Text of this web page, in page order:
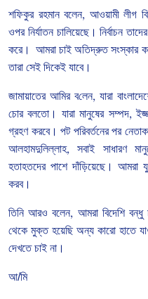
শফিকুর রহমান বলেন, আওয়ামী লীগ
ওপর নির্যাতন চালিয়েছে। নির্বাচন তাদের
করে।
আমরা চাই অতিদ্রুত সংস্কার
তারা সেই দিকেই যাবে।
জামায়াতের আমির বলেন, যারা
চোর বলতো। যারা মানুষের সম্পদ,
গ্রহণ করবে। পট পরিবর্তনের পর
আলহামদুলিল্লাহ,সবাই সাধারণ
হতাহতদের পাশে দাঁড়িয়েছে। আমরা
করব।
তিনি আরও বলেন, আমরা বিদেশি বন্ধু
থেকে মুক্ত হয়েছি অন্য কারো হাতে
দেখতে চাই না।
আ/মি